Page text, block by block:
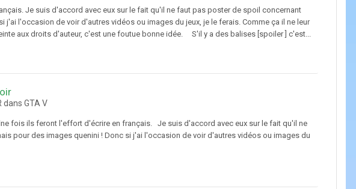
Je suis d'accord avec eux sur le fait qu'il ne faut pas poster de spoil concernant
j'ai l'occasion de voir d'autres vidéos ou images du jeux, je le ferais. Comme ça il ne leur
aux droits d'auteur, c'est une foutue bonne idée. S'il y a des balises [spoiler ] c'est...
dans GTA V
fois ils feront l'effort d'écrire en français. Je suis d'accord avec eux sur le fait qu'il ne
pour des images quenini ! Donc si j'ai l'occasion de voir d'autres vidéos ou images du